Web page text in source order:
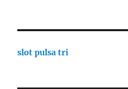
slot pulsa tri